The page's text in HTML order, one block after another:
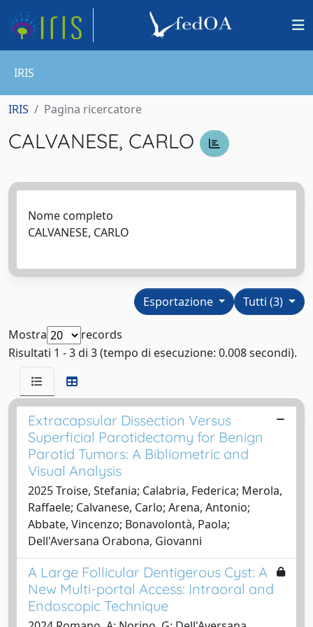
IRIS
IRIS Pagina ricercatore
CALVANESE, CARLO
Nome completo
CALVANESE, CARLO
Tutti (3)
Esportazione
Mostra
records
Risultati 1 - 3 di 3 (tempo di esecuzione: 0.008 secondi).
Extracapsular Dissection Versus
Superficial Parotidectomy for Benign
Parotid Tumors: A Bibliometric and
Visual Analysis
2025 Troise, Stefania; Calabria, Federica; Merola,
Raffaele; Calvanese, Carlo; Arena, Antonio;
Abbate, Vincenzo; Bonavolontà, Paola;
Dell'Aversana Orabona, Giovanni
A Large Follicular Dentigerous Cyst: A
New Multi-portal Access: Intraoral and
Endoscopic Technique